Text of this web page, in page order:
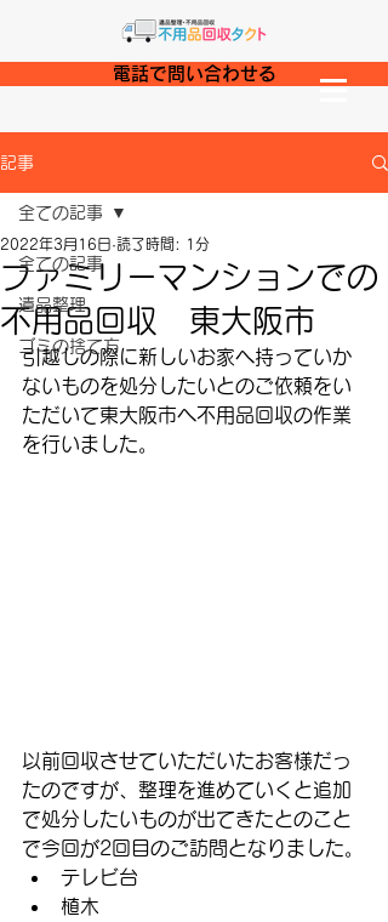
電話で問い合わせる
記事
全ての記事
遺品整理
ゴミの捨て方
全ての記事
ファミリーマンションでの
不用品回収 東大阪市
2022年3月16日 読了時間: 1分
引越しの際に新しいお家へ持っていか
ないものを処分したいとのご依頼をい
ただいて東大阪市へ不用品回収の作業
を行いました。
以前回収させていただいたお客様だっ
たのですが、整理を進めていくと追加
で処分したいものが出てきたとのこと
で今回が2回目のご訪問となりました。
テレビ台
植木